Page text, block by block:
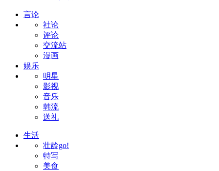
言论
社论
评论
交流站
漫画
娱乐
明星
影视
音乐
韩流
送礼
生活
壮龄go!
特写
美食